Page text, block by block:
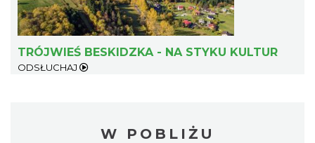
TRÓJWIEŚ BESKIDZKA - NA STYKU KULTUR
ODSŁUCHAJ
W POBLIŻU